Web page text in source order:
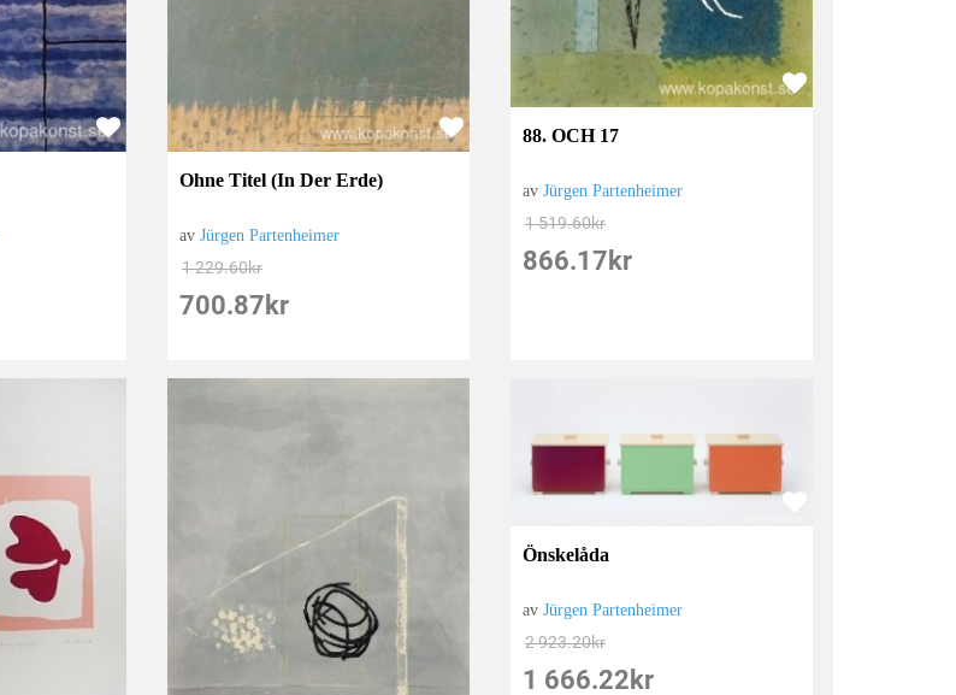
Ohne Titel (In Der Erde)
avJürgen Partenheimer
1 229.60kr
700.87 kr
88. OCH 17
avJürgen Partenheimer
1 519.60kr
866.17 kr
Önskelåda
avJürgen Partenheimer
2 923.20kr
1 666.22 kr